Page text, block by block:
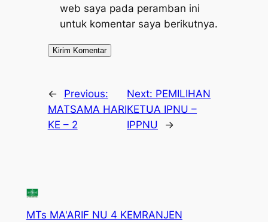
web saya pada peramban ini
untuk komentar saya berikutnya.
←
Previous:
MATSAMA HARI
KE – 2
Next: PEMILIHAN
KETUA IPNU –
IPPNU
→
MTs MA'ARIF NU 4 KEMRANJEN